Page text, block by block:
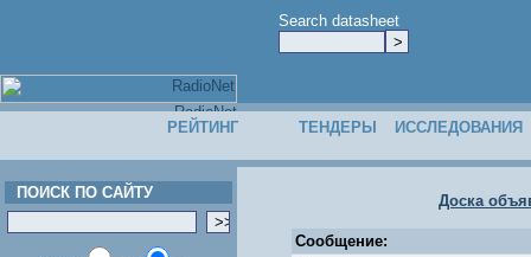
Search datasheet
РЕЙТИНГ ТЕНДЕРЫ ИССЛЕДОВАНИЯ
ПОИСК ПО САЙТУ Доска
Сообщение: